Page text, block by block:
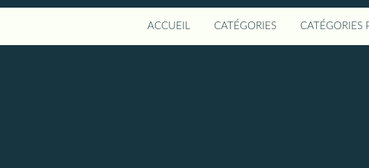
ACCUEIL CATÉGORIES CATÉGORIES